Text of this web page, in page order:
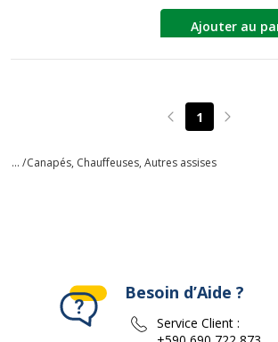
Ajouter au
Page précédente
1 Page
... /Canapés, Chauffeuses, Autres assises
Besoin d’Aide ?
Service Client :